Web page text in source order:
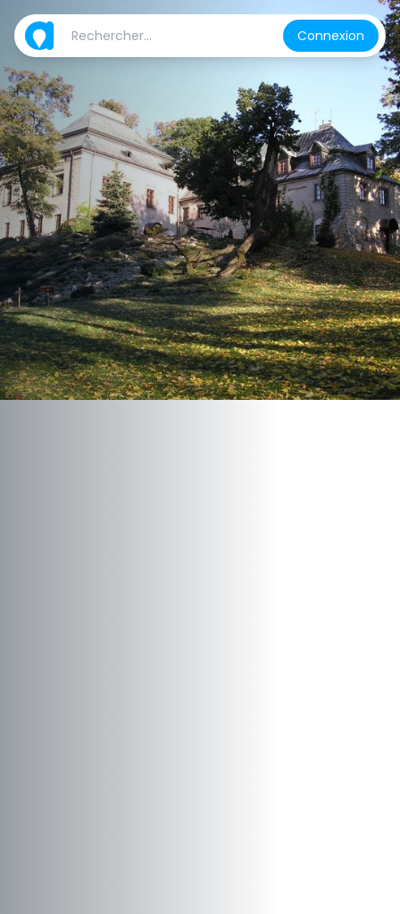
Connexion